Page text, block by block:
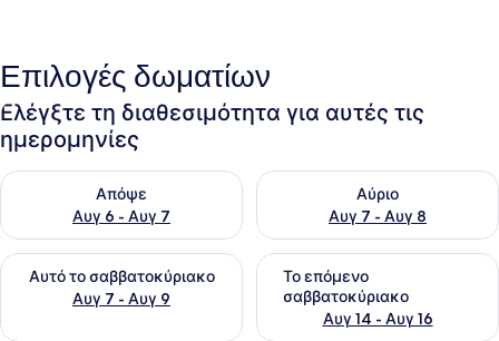
Επιλογές δωματίων
Ελέγξτε τη διαθεσιμότητα για αυτές τις
ημερομηνίες
Απόψε
Αυγ 6 - Αυγ 7
Έλεγχος διαθεσιμότητας για απόψε Αυγ 6 - Αυγ 7
Αύριο
Αυγ 7 - Αυγ 8
Έλεγχος διαθεσιμότητας
Αυτό το σαββατοκύριακο
Αυγ 7 - Αυγ 9
Έλεγχος διαθεσιμότητας για αυτό το σαββατοκύριακο
Το επόμενο
σαββατοκύριακο
Αυγ 14 - Αυγ 16
Έλεγχος διαθεσιμότητας